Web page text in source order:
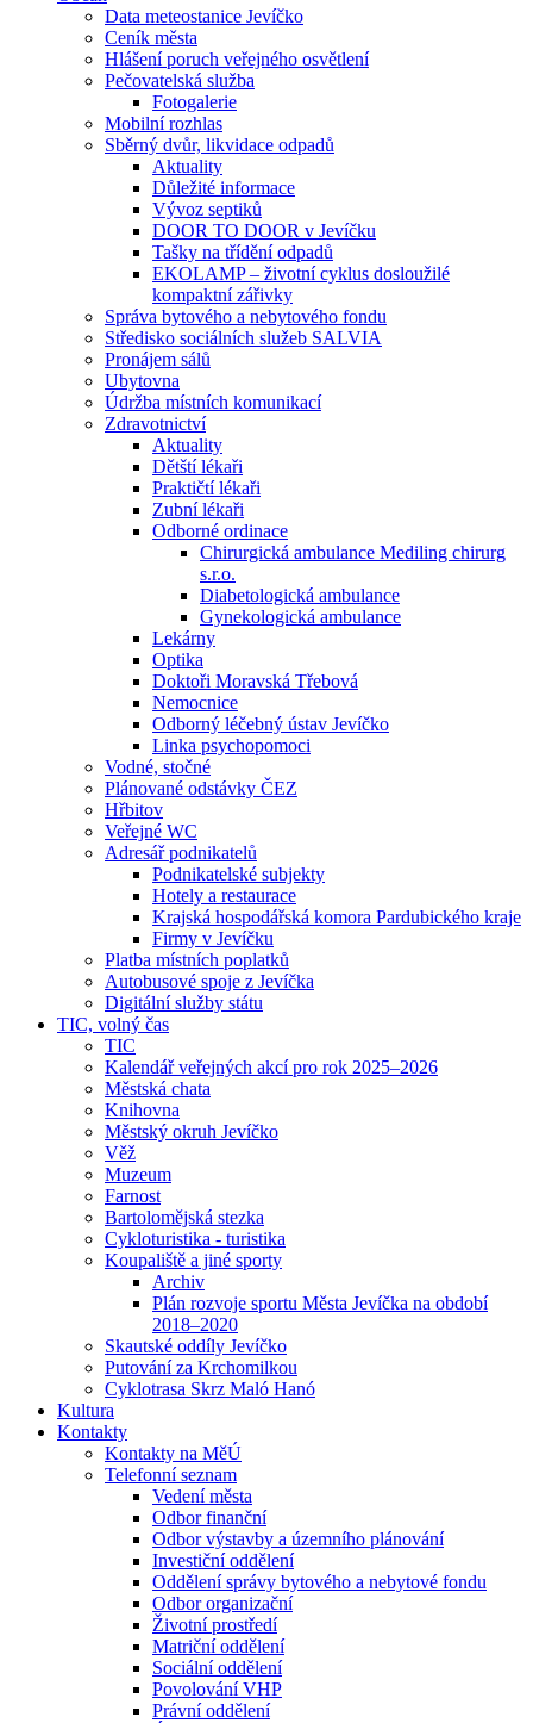
Data meteostanice Jevíčko
Ceník města
Hlášení poruch veřejného osvětlení
Pečovatelská služba
Fotogalerie
Mobilní rozhlas
Sběrný dvůr, likvidace odpadů
Aktuality
Důležité informace
Vývoz septiků
DOOR TO DOOR v Jevíčku
Tašky na třídění odpadů
EKOLAMP – životní cyklus dosloužilé
kompaktní zářivky
Správa bytového a nebytového fondu
Středisko sociálních služeb SALVIA
Pronájem sálů
Ubytovna
Údržba místních komunikací
Zdravotnictví
Aktuality
Dětští lékaři
Praktičtí lékaři
Zubní lékaři
Odborné ordinace
Chirurgická ambulance Mediling chirurg
s.r.o.
Diabetologická ambulance
Gynekologická ambulance
Lekárny
Optika
Doktoři Moravská Třebová
Nemocnice
Odborný léčebný ústav Jevíčko
Linka psychopomoci
Vodné, stočné
Plánované odstávky ČEZ
Hřbitov
Veřejné WC
Adresář podnikatelů
Podnikatelské subjekty
Hotely a restaurace
Krajská hospodářská komora Pardubického kraje
Firmy v Jevíčku
Platba místních poplatků
Autobusové spoje z Jevíčka
Digitální služby státu
TIC, volný čas
TIC
Kalendář veřejných akcí pro rok 2025–2026
Městská chata
Knihovna
Městský okruh Jevíčko
Věž
Muzeum
Farnost
Bartolomějská stezka
Cykloturistika - turistika
Koupaliště a jiné sporty
Archiv
Plán rozvoje sportu Města Jevíčka na období
2018–2020
Skautské oddíly Jevíčko
Putování za Krchomilkou
Cyklotrasa Skrz Maló Hanó
Kultura
Kontakty
Kontakty na MěÚ
Telefonní seznam
Vedení města
Odbor finanční
Odbor výstavby a územního plánování
Investiční oddělení
Oddělení správy bytového a nebytové fondu
Odbor organizační
Životní prostředí
Matriční oddělení
Sociální oddělení
Povolování VHP
Právní oddělení